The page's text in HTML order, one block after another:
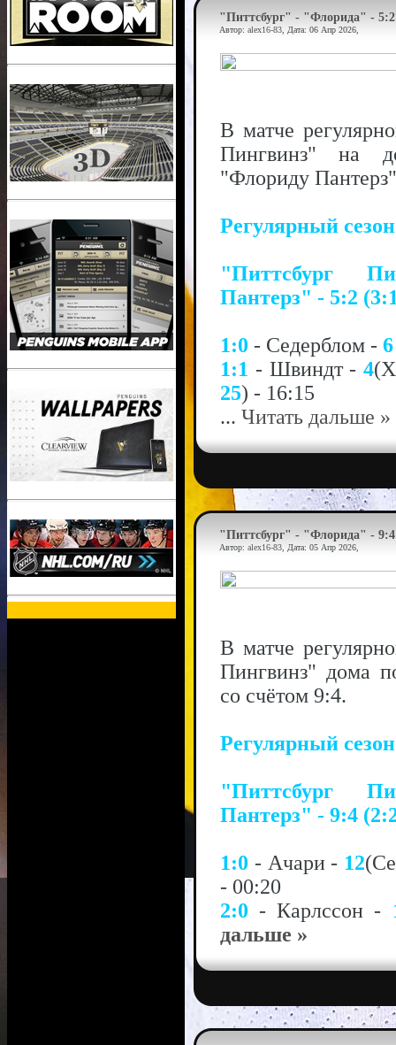
"Питтсбург" - "Флорида" - 5:2
Автор: alex16-83, Дата: 06 Апр 2026,
В матче
Пингвинз" на
"Флориду
Регулярный
"Питтсбург
Пантерз" - 5:2
1:0 - Седерблом - 6
1:1 - Швиндт - 4
25) - 16:15
... Читать дальше »
"Питтсбург" - "Флорида" - 9:4
Автор: alex16-83, Дата: 05 Апр 2026,
В матче
Пингвинз" дома
со счётом 9:4.
Регулярный
"Питтсбург
Пантерз" - 9:4
1:0 - Ачари - 12
- 00:20
2:0 - Карлссон -
дальше »